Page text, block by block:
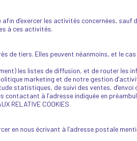
d’exercer les activités concernées,
à ces activités.
de tiers. Elles peuvent néanmoins, et le
les listes de diffusion, et de router les
marketing et de notre gestion
statistiques, de suivi des ventes, d’envoi
à l’adresse indiquée en préambule
RELATIVE COOKIES
en nous écrivant à l’adresse postale